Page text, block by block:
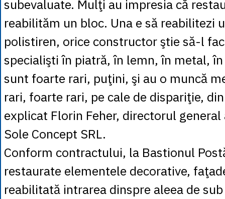
subevaluate. Mulţi au impresia că
reabilităm un bloc. Una e să reabilitezi
polistiren, orice constructor ştie să-l
specialişti în piatră, în lemn, în metal,
sunt foarte rari, puţini, şi au o muncă
rari, foarte rari, pe cale de dispariţie,
explicat Florin Feher, directorul
Sole Concept SRL.
Conform contractului, la Bastionul
restaurate elementele decorative,
reabilitată intrarea dinspre aleea de